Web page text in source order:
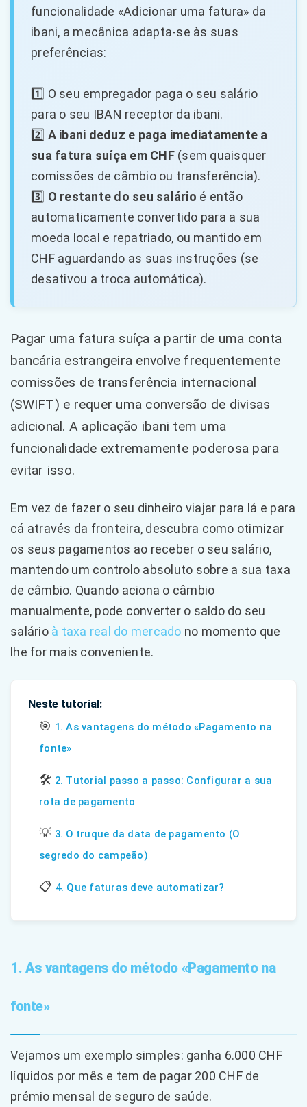
funcionalidade «Adicionar uma fatura» da
ibani, a mecânica adapta-se às suas
preferências:
1️⃣ O seu empregador paga o seu salário
para o seu IBAN receptor da ibani.
2️⃣ A ibani deduz e paga imediatamente a
sua fatura suíça em CHF(sem quaisquer
comissões de câmbio ou transferência).
3️⃣ O restante do seu salário é então
automaticamente convertido para a sua
moeda local e repatriado, ou mantido em
CHF aguardando as suas instruções (se
desativou a troca automática).
Pagar uma fatura suíça a partir de uma conta
bancária estrangeira envolve frequentemente
comissões de transferência internacional
(SWIFT) e requer uma conversão de divisas
adicional. A aplicação ibani tem uma
funcionalidade extremamente poderosa para
evitar isso.
Em vez de fazer o seu dinheiro viajar para lá e para
cá através da fronteira, descubra como otimizar
os seus pagamentos ao receber o seu salário,
mantendo um controlo absoluto sobre a sua taxa
de câmbio. Quando aciona o câmbio
manualmente, pode converter o saldo do seu
salário à taxa real do mercado no momento que
lhe for mais conveniente.
Neste tutorial:
🎯 1. As vantagens do método «Pagamento na
fonte»
🛠️ 2. Tutorial passo a passo: Configurar a sua
rota de pagamento
💡 3. O truque da data de pagamento (O
segredo do campeão)
📋 4. Que faturas deve automatizar?
1. As vantagens do método «Pagamento na
fonte»
Vejamos um exemplo simples: ganha 6.000 CHF
líquidos por mês e tem de pagar 200 CHF de
prémio mensal de seguro de saúde.